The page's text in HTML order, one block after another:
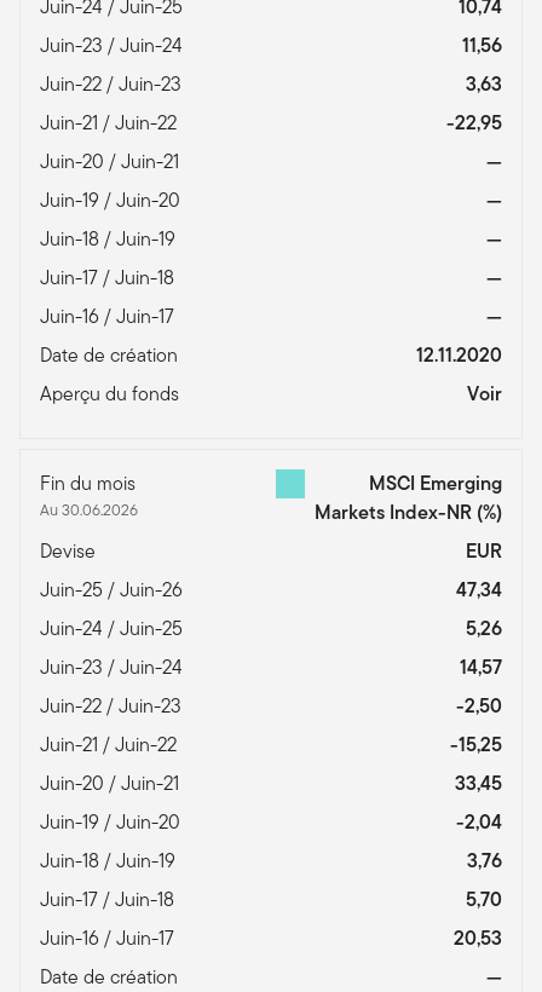
Juin-24 / Juin-25
10,74
Juin-23 / Juin-24
11,56
Juin-22 / Juin-23
3,63
Juin-21 / Juin-22
-22,95
Juin-20 / Juin-21
—
Juin-19 / Juin-20
—
Juin-18 / Juin-19
—
Juin-17 / Juin-18
—
Juin-16 / Juin-17
—
Date de création
12.11.2020
Aperçu du fonds
Voir
Fin du mois
Au 30.06.2026
MSCI Emerging
Markets Index-NR (%)
Devise
EUR
Juin-25 / Juin-26
47,34
Juin-24 / Juin-25
5,26
Juin-23 / Juin-24
14,57
Juin-22 / Juin-23
-2,50
Juin-21 / Juin-22
-15,25
Juin-20 / Juin-21
33,45
Juin-19 / Juin-20
-2,04
Juin-18 / Juin-19
3,76
Juin-17 / Juin-18
5,70
Juin-16 / Juin-17
20,53
Date de création
—